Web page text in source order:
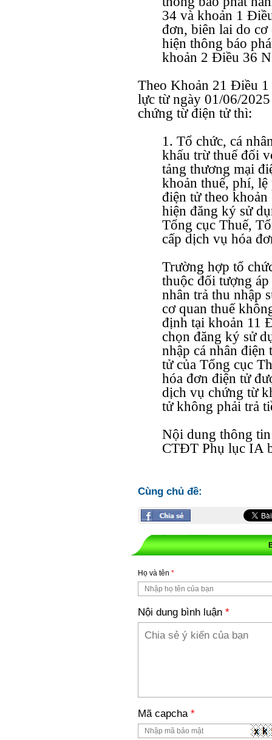
34 và khoản 1
đơn, biên lai do cơ
hiện thông báo
khoản 2 Điều 36
Theo Khoản 21 Điều
lực từ ngày 01/06/
chứng từ điện tử thì:
1. Tổ chức, cá
khấu trừ thuế đối
tảng thương mại
khoản thuế, phí,
điện tử theo
hiện đăng ký sử
Tổng cục Thuế,
cấp dịch vụ hóa
Trường hợp tổ
thuộc đối tượng
nhân trả thu nhập
cơ quan thuế
định tại khoản 11
chọn đăng ký sử
nhập cá nhân
tử của Tổng cục
hóa đơn điện tử
dịch vụ chứng từ
tử không phải trả
Nội dung thông
CTĐT Phụ lục IA
Cùng chủ đề:
Họ và tên *
Nội dung bình luận *
Mã capcha *